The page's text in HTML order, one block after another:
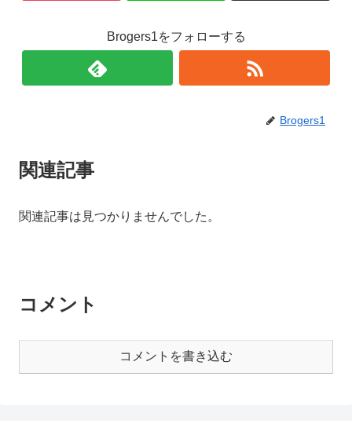
Brogers1をフォローする
Brogers1
関連記事
関連記事は見つかりませんでした。
コメント
コメントを書き込む